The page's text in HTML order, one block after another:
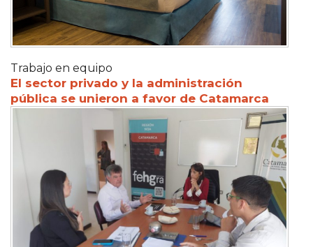
Trabajo en equipo
El sector privado y la administración
pública se unieron a favor de Catamarca